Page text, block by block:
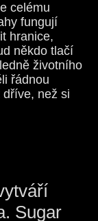
celému
fungují
hranice,
někdo tlačí
životního
řádnou
než si
Sugar